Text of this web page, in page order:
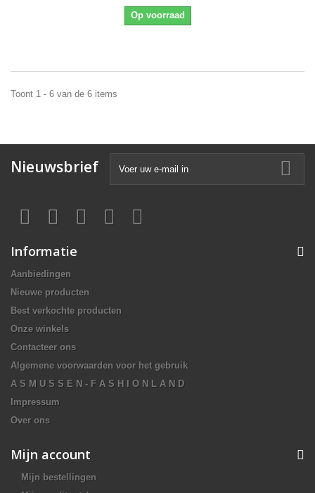
Op voorraad
Toont 1 - 6 van de 6 items
Nieuwsbrief
Informatie
Aanbiedingen
Nieuwe producten
Best verkochte producten
Onze winkels
Contacteer ons
Algemene voorwaarden voor het gebruik
A S M U S S E N - F A S H I O N L A N D
Impressum
Over ons
Mijn account
Mijn bestellingen